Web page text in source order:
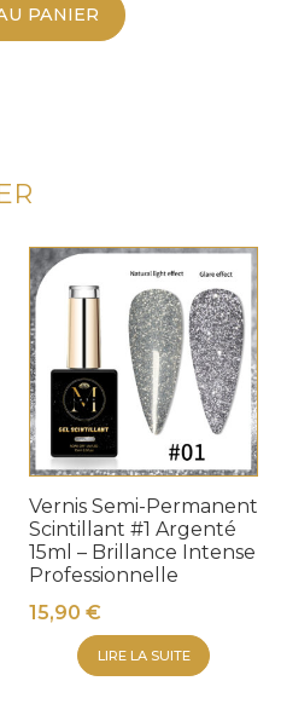
PANIER
Vernis Semi-Permanent
Scintillant #1 Argenté
15ml – Brillance Intense
Professionnelle
15,90 €
LIRE LA SUITE